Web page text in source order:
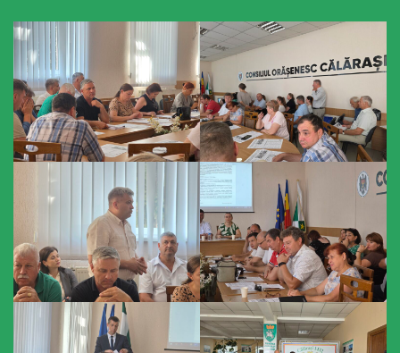
Viteazul”
Școala
Sportivă
Specializată
Rezerve
Olimpice
Călărași
Stadionul